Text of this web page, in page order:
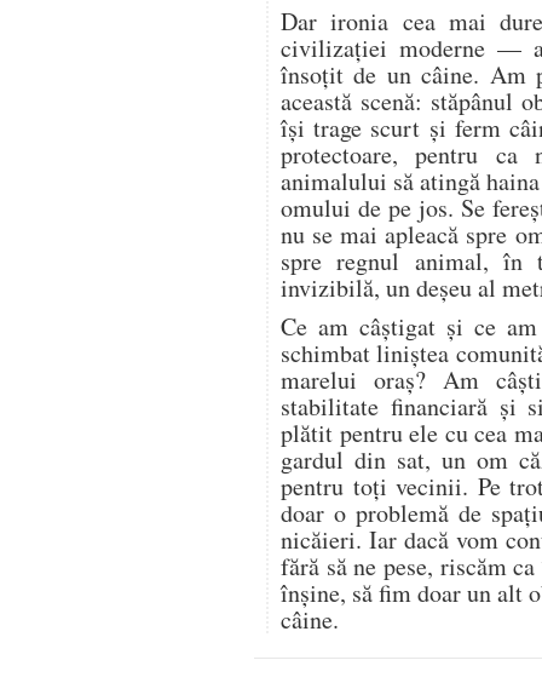
Dar ironia cea mai
civilizației moderne —
însoțit de un câine. Am
această scenă: stăpânul
își trage scurt și ferm
protectoare, pentru ca
animalului să atingă
omului de pe jos. Se
nu se mai apleacă spre
spre regnul animal, în
invizibilă, un deșeu al
Ce am câștigat și ce
schimbat liniștea
marelui oraș? Am
stabilitate financiară și
plătit pentru ele cu cea
gardul din sat, un om
pentru toți vecinii. Pe
doar o problemă de
nicăieri. Iar dacă vom
fără să ne pese, riscăm
înșine, să fim doar un alt
câine.